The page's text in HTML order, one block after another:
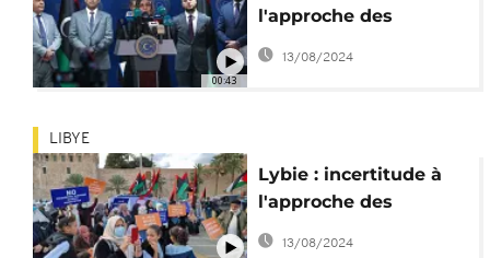
00:43
l'approche des
élections
13/08/2024
LIBYE
Lybie : incertitude à
l'approche des
élections
13/08/2024